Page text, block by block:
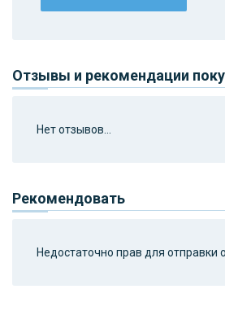
Отзывы и рекомендации
Нет отзывов...
Рекомендовать
Недостаточно прав для отправки